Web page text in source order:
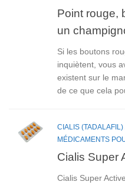
Point rouge,
un
Si les boutons
inquiètent, vous
existent sur le
de ce que cela
CIALIS (TADALAFIL)
MÉDICAMENTS
Cialis Super
Cialis Super